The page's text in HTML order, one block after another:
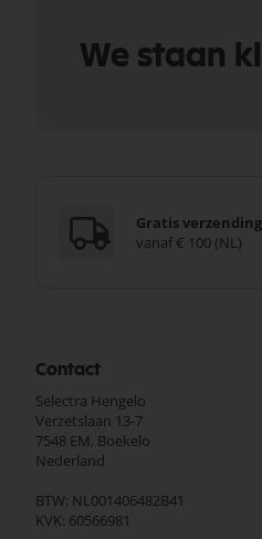
We staan
Gratis verzending
vanaf € 100 (NL)
Contact
Selectra Hengelo
Verzetslaan 13-7
7548 EM, Boekelo
Nederland
BTW: NL001406482B41
KVK: 60566981